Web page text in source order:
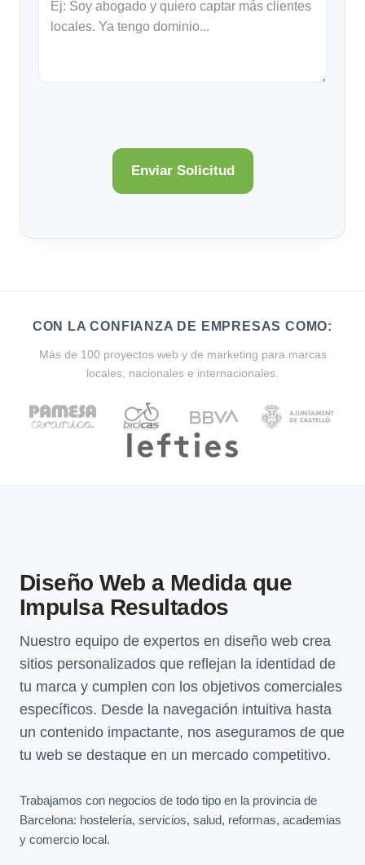
CON LA CONFIANZA DE EMPRESAS COMO:
Más de 100 proyectos web y de marketing para marcas
locales, nacionales e internacionales.
Diseño Web a Medida que
Impulsa Resultados
Nuestro equipo de expertos en diseño web crea
sitios personalizados que reflejan la identidad de
tu marca y cumplen con los objetivos comerciales
específicos. Desde la navegación intuitiva hasta
un contenido impactante, nos aseguramos de que
tu web se destaque en un mercado competitivo.
Trabajamos con negocios de todo tipo en la provincia de
Barcelona: hostelería, servicios, salud, reformas, academias
y comercio local.